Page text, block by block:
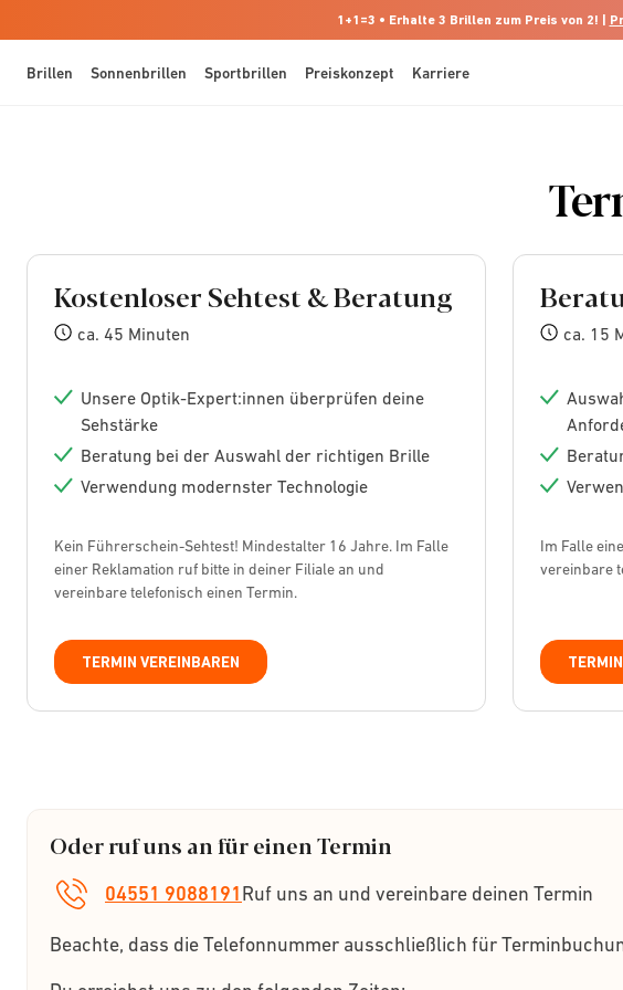
1+1=3 • Erhalte 3 Brillen zum Preis von 2! |
Brillen Sonnenbrillen Sportbrillen Preiskonzept Karriere
Kostenloser Sehtest & Beratung
ca. 45 Minuten
Unsere Optik-Expert:innen überprüfen deine
Sehstärke
Beratung bei der Auswahl der richtigen Brille
Verwendung modernster Technologie
Kein Führerschein-Sehtest! Mindestalter 16 Jahre. Im Falle
einer Reklamation ruf bitte in deiner Filiale an und
vereinbare telefonisch einen Termin.
TERMIN VEREINBAREN
ca. 15
Im Falle
vereinbare
Oder ruf uns an für einen Termin
04551 9088191Ruf uns an und vereinbare deinen Termin
Beachte, dass die Telefonnummer ausschließlich für